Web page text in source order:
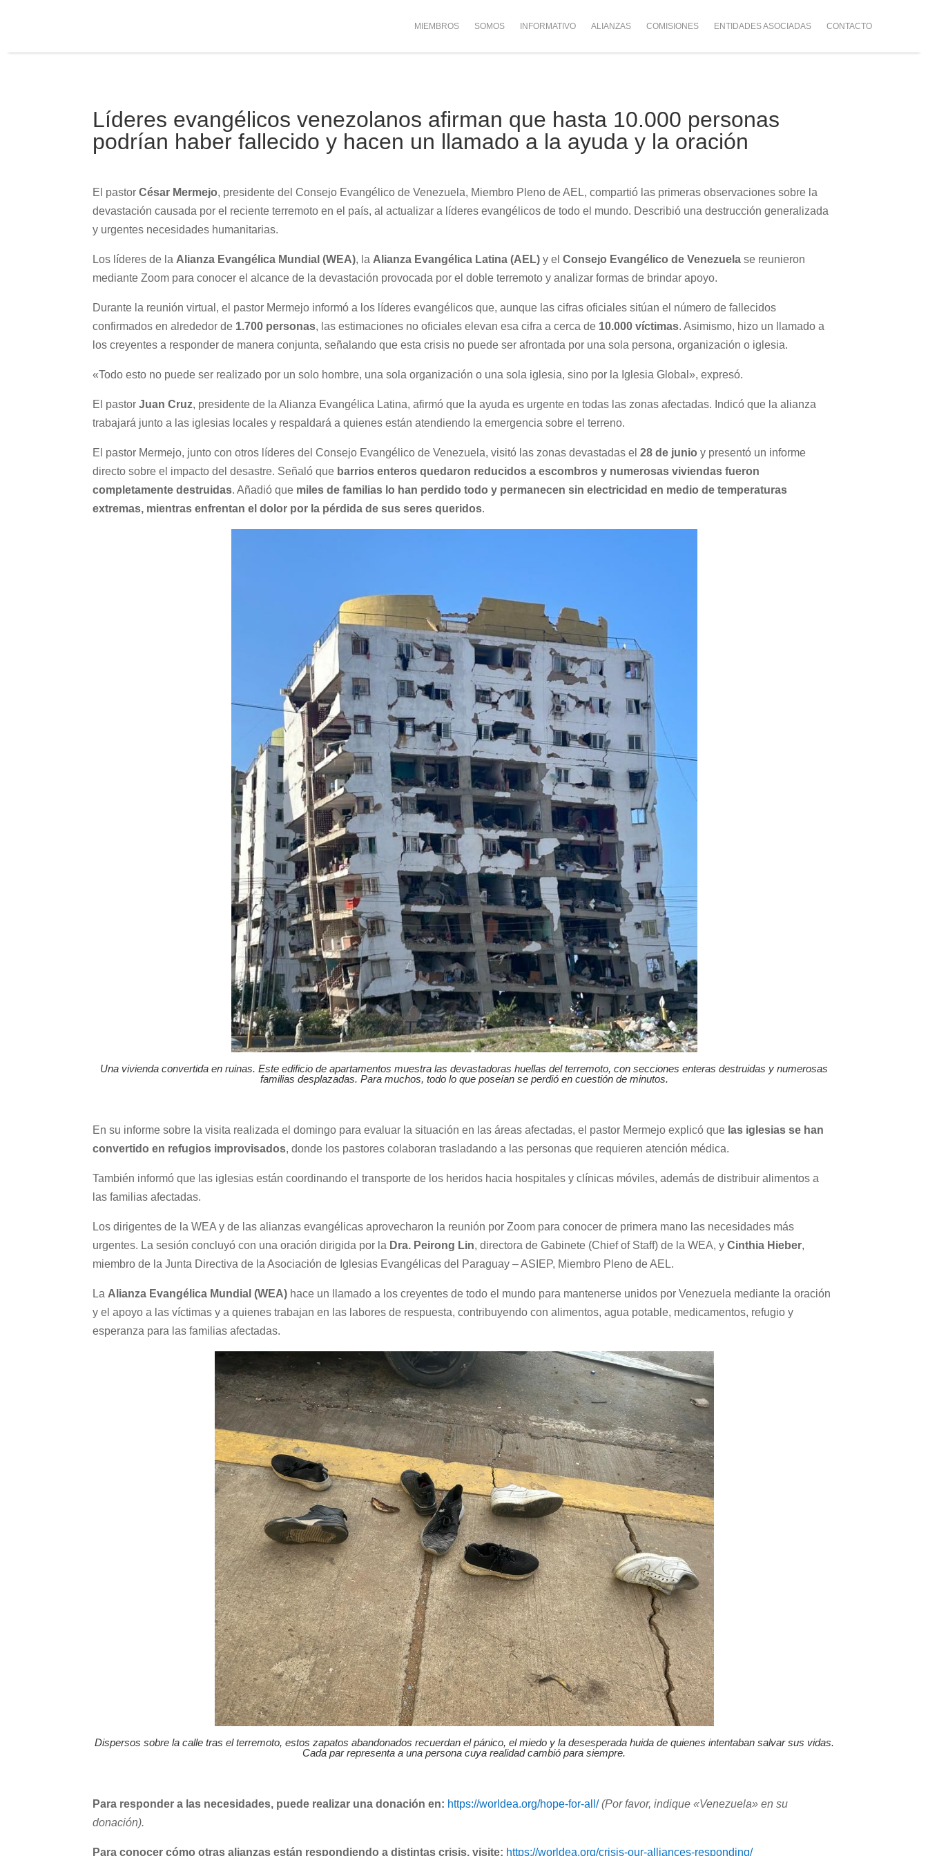
MIEMBROS SOMOS INFORMATIVO ALIANZAS COMISIONES ENTIDADES ASOCIADAS CONTACTO
Líderes evangélicos venezolanos afirman que hasta 10.000 personas
podrían haber fallecido y hacen un llamado a la ayuda y la oración
El pastorCésar Mermejo, presidente del Consejo Evangélico de Venezuela, Miembro Pleno de AEL, compartió las primeras observaciones sobre la
devastación causada por el reciente terremoto en el país, al actualizar a líderes evangélicos de todo el mundo. Describió una destrucción generalizada
y urgentes necesidades humanitarias.
Los líderes de la Alianza Evangélica Mundial (WEA), la Alianza Evangélica Latina (AEL) y elConsejo Evangélico de Venezuela se reunieron
mediante Zoom para conocer el alcance de la devastación provocada por el doble terremoto y analizar formas de brindar apoyo.
Durante la reunión virtual, el pastor Mermejo informó a los líderes evangélicos que, aunque las cifras oficiales sitúan el número de fallecidos
confirmados en alrededor de 1.700 personas, las estimaciones no oficiales elevan esa cifra a cerca de 10.000 víctimas. Asimismo, hizo un llamado a
los creyentes a responder de manera conjunta, señalando que esta crisis no puede ser afrontada por una sola persona, organización o iglesia.
«Todo esto no puede ser realizado por un solo hombre, una sola organización o una sola iglesia, sino por la Iglesia Global», expresó.
El pastorJuan Cruz, presidente de la Alianza Evangélica Latina, afirmó que la ayuda es urgente en todas las zonas afectadas. Indicó que la alianza
trabajará junto a las iglesias locales y respaldará a quienes están atendiendo la emergencia sobre el terreno.
El pastor Mermejo, junto con otros líderes del Consejo Evangélico de Venezuela, visitó las zonas devastadas el28 de junio y presentó un informe
directo sobre el impacto del desastre. Señaló que barrios enteros quedaron reducidos a escombros y numerosas viviendas fueron
completamente destruidas. Añadió que miles de familias lo han perdido todo y permanecen sin electricidad en medio de temperaturas
extremas, mientras enfrentan el dolor por la pérdida de sus seres queridos.
Una vivienda convertida en ruinas. Este edificio de apartamentos muestra las devastadoras huellas del terremoto, con secciones enteras destruidas y numerosas
familias desplazadas. Para muchos, todo lo que poseían se perdió en cuestión de minutos.
En su informe sobre la visita realizada el domingo para evaluar la situación en las áreas afectadas, el pastor Mermejo explicó que las iglesias se han
convertido en refugios improvisados, donde los pastores colaboran trasladando a las personas que requieren atención médica.
También informó que las iglesias están coordinando el transporte de los heridos hacia hospitales y clínicas móviles, además de distribuir alimentos a
las familias afectadas.
Los dirigentes de la WEA y de las alianzas evangélicas aprovecharon la reunión por Zoom para conocer de primera mano las necesidades más
urgentes. La sesión concluyó con una oración dirigida por la Dra. Peirong Lin, directora de Gabinete (Chief of Staff) de la WEA, yCinthia Hieber,
miembro de la Junta Directiva de la Asociación de Iglesias Evangélicas del Paraguay – ASIEP, Miembro Pleno de AEL.
La Alianza Evangélica Mundial (WEA) hace un llamado a los creyentes de todo el mundo para mantenerse unidos por Venezuela mediante la oración
y el apoyo a las víctimas y a quienes trabajan en las labores de respuesta, contribuyendo con alimentos, agua potable, medicamentos, refugio y
esperanza para las familias afectadas.
Dispersos sobre la calle tras el terremoto, estos zapatos abandonados recuerdan el pánico, el miedo y la desesperada huida de quienes intentaban salvar sus vidas.
Cada par representa a una persona cuya realidad cambió para siempre.
Para responder a las necesidades, puede realizar una donación en: https://worldea.org/hope-for-all/ (Por favor, indique «Venezuela» en su
donación).
Para conocer cómo otras alianzas están respondiendo a distintas crisis, visite: https://worldea.org/crisis-our-alliances-responding/